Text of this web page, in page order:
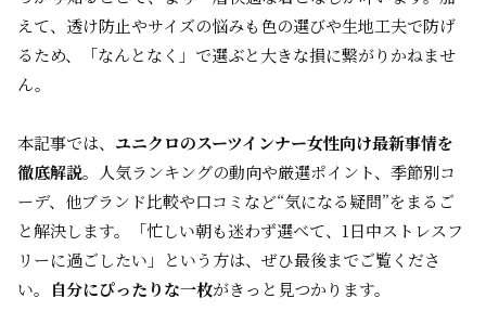
えて、透け防止やサイズの悩みも色の選びや生地工夫で防げ
るため、「なんとなく」で選ぶと大きな損に繋がりかねませ
ん。
本記事では、 ユニクロのスーツインナー女性向け最新事情を
徹底解説。人気ランキングの動向や厳選ポイント、季節別コ
ーデ、他ブランド比較や口コミなど“気になる疑問”をまるご
と解決します。「忙しい朝も迷わず選べて、1日中ストレスフ
リーに過ごしたい」という方は、ぜひ最後までご覧くださ
い。
自分にぴったりな一枚がきっと見つかります。